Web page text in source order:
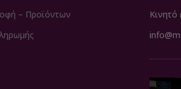
– Προϊόντων
Κινητό